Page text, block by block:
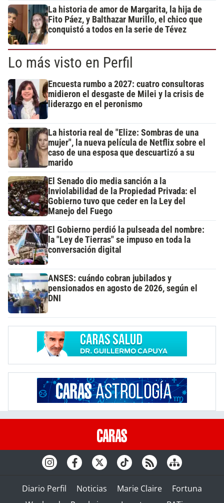
La historia de amor de Margarita, la hija de
Fito Páez, y Balthazar Murillo, el chico que
conquistó a todos en la serie de Tévez
Lo más visto en Perfil
Encuesta rumbo a 2027: cuatro consultoras
midieron el desgaste de Milei y la crisis de
liderazgo en el peronismo
La historia real de "Elize: Sombras de una
mujer", la nueva película de Netflix sobre el
caso de una esposa que descuartizó a su
marido
El Senado dio media sanción a la
Inviolabilidad de la Propiedad Privada: el
Gobierno tuvo que ceder en la Ley del
Manejo del Fuego
El Gobierno perdió la pulseada del nombre:
la "Ley de Tierras" se impuso en toda la
conversación digital
ANSES: cuándo cobran jubilados y
pensionados en agosto de 2026, según el
DNI
Diario Perfil Noticias Marie Claire
Fortuna